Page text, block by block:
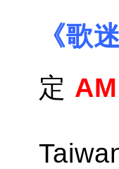
《歌
定